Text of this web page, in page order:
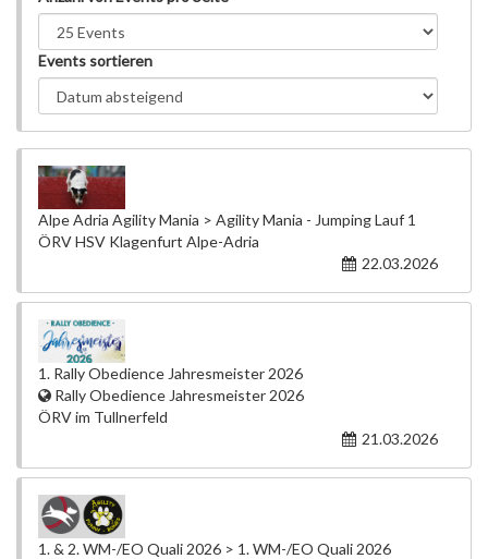
Events sortieren
Alpe Adria Agility Mania > Agility Mania - Jumping Lauf 1
ÖRV HSV Klagenfurt Alpe-Adria
22.03.2026
1. Rally Obedience Jahresmeister 2026
Rally Obedience Jahresmeister 2026
ÖRV im Tullnerfeld
21.03.2026
1. & 2. WM-/EO Quali 2026 > 1. WM-/EO Quali 2026